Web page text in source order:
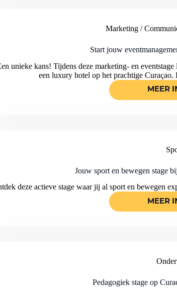
Marketing /
Start jouw
unieke kans! Tijdens deze marketing- en
een luxury hotel op het prachtige Curaçao.
MEER
Jouw sport en bewegen stage
deze actieve stage waar jij al sport en bewegen
MEER
Pedagogiek stage op